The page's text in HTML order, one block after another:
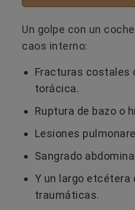
Un golpe con un
caos interno:
Fracturas costales
torácica.
Ruptura de bazo o
Lesiones
Sangrado
Y un largo etcétera
traumáticas.